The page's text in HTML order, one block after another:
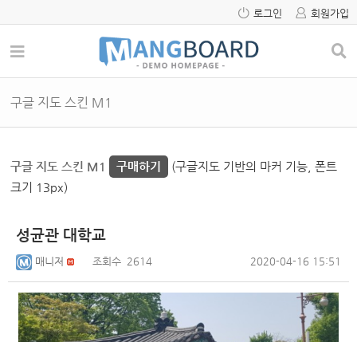
로그인 회원가입
구글 지도 스킨 M1
구글 지도 스킨 M1 구매하기
(구글지도 기반의 마커 기능, 폰트
크기 13px)
성균관 대학교
매니저 조회수 2614 2020-04-16 15:51